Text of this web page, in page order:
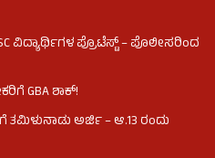
ವಿದ್ಯಾರ್ಥಿಗಳ ಪ್ರೊಟೆಸ್ಟ್ – ಪೊಲೀಸರಿಂದ
GBA ಶಾಕ್!
ತಮಿಳುನಾಡು ಅರ್ಜಿ – ಆ.13 ರಂದು